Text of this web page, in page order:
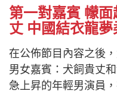
第一對嘉賓 幪
丈 中國結衣龍
在公佈節目內容之後
男女嘉賓：犬飼貴丈
急上昇的年輕男演員